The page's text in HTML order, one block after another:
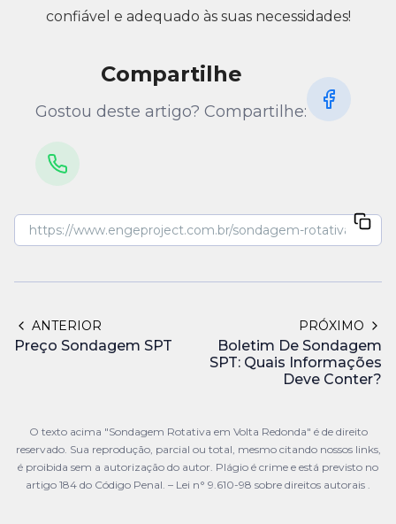
confiável e adequado às suas necessidades!
Compartilhe
Gostou deste artigo? Compartilhe:
ANTERIOR
Preço Sondagem SPT
PRÓXIMO
Boletim De Sondagem
SPT: Quais Informações
Deve Conter?
O texto acima "Sondagem Rotativa em Volta Redonda" é de direito
reservado. Sua reprodução, parcial ou total, mesmo citando nossos links,
é proibida sem a autorização do autor. Plágio é crime e está previsto no
artigo 184 do Código Penal. – Lei n° 9.610-98 sobre direitos autorais .